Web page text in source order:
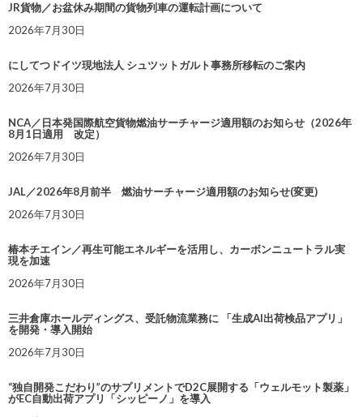
JR貨物／お盆休み期間の貨物列車の運転計画について
2026年7月30日
にしてつドイツ現地法人 シュツットガルト事務所移転のご案内
2026年7月30日
NCA／日本発国際航空貨物燃油サーチャージ適用額のお知らせ（2026年
8月1日適用 改定）
2026年7月30日
JAL／2026年8月前半 燃油サーチャージ適用額のお知らせ(変更)
2026年7月30日
椿本チエイン／再生可能エネルギーを活用し、カーボンニュートラル実
現を加速
2026年7月30日
三井倉庫ホールディングス、受託物流業務に 「生成AI出荷検品アプリ」
を開発・導入開始
2026年7月30日
“独自開発こだわり”のサプリメントでD2C展開する「ウェルモット製薬」
がEC自動出荷アプリ「シッピーノ」を導入